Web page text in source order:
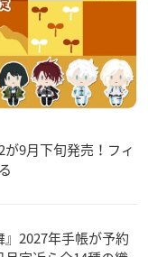
が9月下旬発売！フィ
』2027年手帳が予約